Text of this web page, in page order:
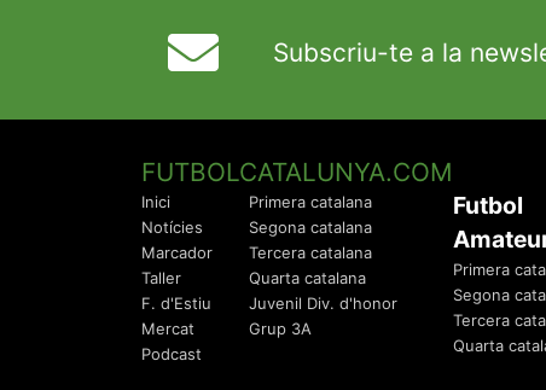
Subscriu-te a la
FUTBOLCATALUNYA.COM
Inici
Notícies
Marcador
Taller
F. d'Estiu
Mercat
Podcast
Primera catalana
Segona catalana
Tercera catalana
Quarta catalana
Juvenil Div. d'honor
Grup 3A
Futbol
Primera
Segona
Tercera
Quarta